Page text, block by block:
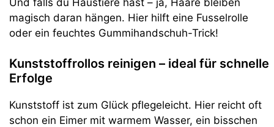
magisch daran hängen. Hier hilft eine Fusselrolle
oder ein feuchtes Gummihandschuh-Trick!
Kunststoffrollos reinigen – ideal für schnelle
Erfolge
Kunststoff ist zum Glück pflegeleicht. Hier reicht oft
schon ein Eimer mit warmem Wasser, ein bisschen